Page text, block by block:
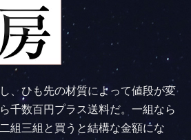
、ひも先の材質によって値段が変
千数百円プラス送料だ。一組なら
組三組と買うと結構な金額にな